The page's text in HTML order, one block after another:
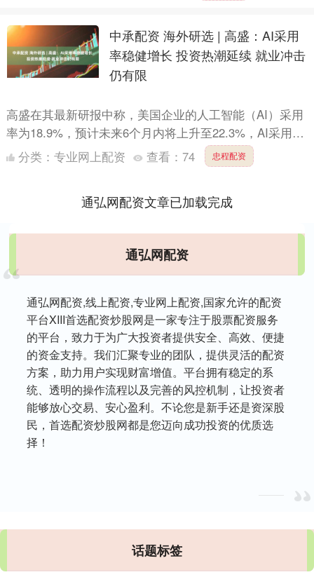
中承配资 海外研选 | 高盛：AI采用
率稳健增长 投资热潮延续 就业冲击
仍有限
高盛在其最新研报中称，美国企业的人工智能（AI）采用
率为18.9%，预计未来6个月内将上升至22.3%，AI采用进
入“稳健增长期”。 高盛分析师Sarah Do....
分类： 专业网上配资 查看： 74 忠程配资
通弘网配资文章已加载完成
通弘网配资
通弘网配资,线上配资,专业网上配资,国家允许的配资
平台XIII‌首选配资炒股网是一家专注于股票配资服务
的平台，致力于为广大投资者提供安全、高效、便捷
的资金支持。我们汇聚专业的团队，提供灵活的配资
方案，助力用户实现财富增值。平台拥有稳定的系
统、透明的操作流程以及完善的风控机制，让投资者
能够放心交易、安心盈利。不论您是新手还是资深股
民，首选配资炒股网都是您迈向成功投资的优质选
择！
话题标签